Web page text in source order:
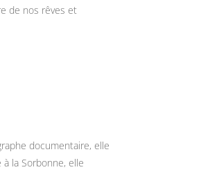
de nos rêves et
documentaire, elle
la Sorbonne, elle